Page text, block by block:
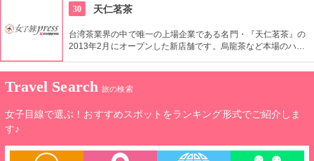
山、昼間見ても夜見ても美しいです。もちろん、夜のライトア
ップも見逃せませんよ。
30 天仁茗茶
台湾茶業界の中で唯一の上場企業である名門・『天仁茗茶』の
2013年2月にオープンした新店舗です。烏龍茶など本場のハイ
だ後に、ここでお土産を買うのもいいかも。
Travel Search 旅の検索
女子目線で選ぶ！おすすめスポットをランキング形式でご紹介しま
す♪